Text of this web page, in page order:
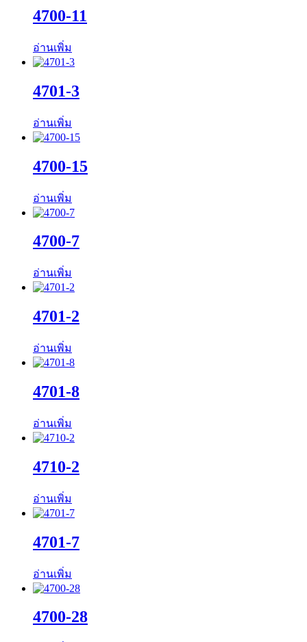
4700-11
อ่านเพิ่ม
4701-3
อ่านเพิ่ม
4700-15
อ่านเพิ่ม
4700-7
อ่านเพิ่ม
4701-2
อ่านเพิ่ม
4701-8
อ่านเพิ่ม
4710-2
อ่านเพิ่ม
4701-7
อ่านเพิ่ม
4700-28